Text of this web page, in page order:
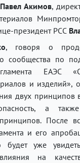
Павел Акимов,
президент РСС
, говоря о
сообщества по
ЕАЭС
и изделий»,
двух принципов
а
После
и его
уже увидеть
на